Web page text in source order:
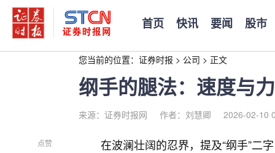
首页 快讯 要闻 股市
您当前的位置： 证券时报 > 公司 > 正文
纲手的腿法：速度与
来源：证券时报网 作者：刘慧卿 2026-02-10
点赞
在波澜壮阔的忍界，提及“纲手”二